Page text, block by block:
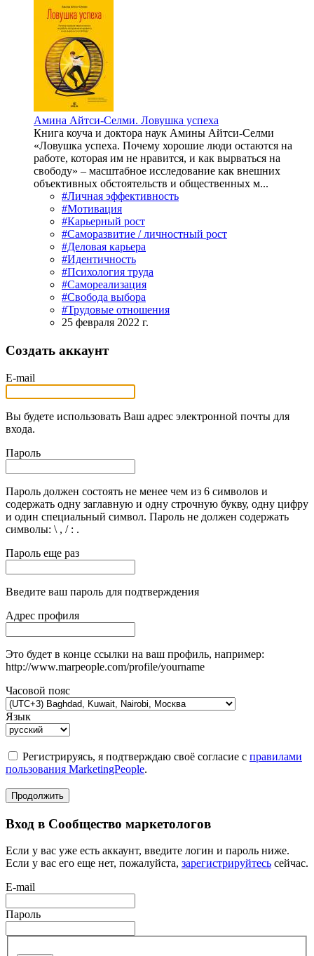
Амина Айтси-Селми. Ловушка успеха
Книга коуча и доктора наук Амины Айтси-Селми
«Ловушка успеха. Почему хорошие люди остаются на
работе, которая им не нравится, и как вырваться на
свободу» – масштабное исследование как внешних
объективных обстоятельств и общественных м...
#Личная эффективность
#Мотивация
#Карьерный рост
#Саморазвитие / личностный рост
#Деловая карьера
#Идентичность
#Психология труда
#Самореализация
#Свобода выбора
#Трудовые отношения
25 февраля 2022 г.
Создать аккаунт
E-mail
Вы будете использовать Ваш адрес электронной почты для
входа.
Пароль
Пароль должен состоять не менее чем из 6 символов и
содержать одну заглавную и одну строчную букву, одну цифру
и один специальный символ. Пароль не должен содержать
символы: \ , / : .
Пароль еще раз
Введите ваш пароль для подтверждения
Адрес профиля
Это будет в конце ссылки на ваш профиль, например:
http://www.marpeople.com/profile/yourname
Часовой пояс
Язык
Регистрируясь, я подтверждаю своё согласие с правилами
пользования MarketingPeople.
Продолжить
Вход в Сообщество маркетологов
Если у вас уже есть аккаунт, введите логин и пароль ниже.
Если у вас его еще нет, пожалуйста, зарегистрируйтесь сейчас.
E-mail
Пароль